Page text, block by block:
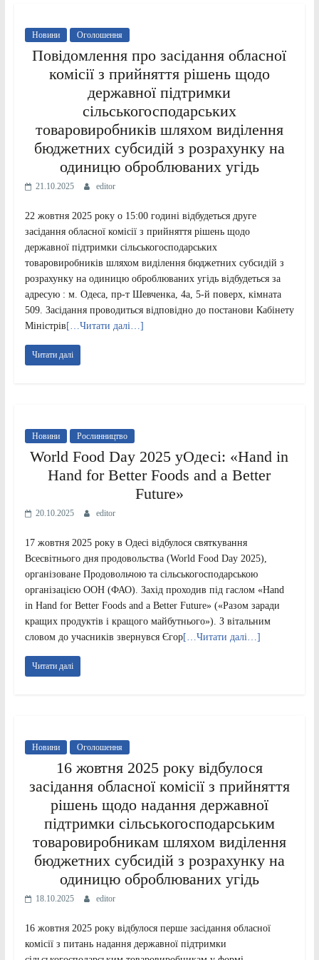
Новини Оголошення
Повідомлення про засідання обласної
комісії з прийняття рішень щодо
державної підтримки
сільськогосподарських
товаровиробників шляхом виділення
бюджетних субсидій з розрахунку на
одиницю оброблюваних угідь
21.10.2025 editor
22 жовтня 2025 року о 15:00 годині відбудеться друге
засідання обласної комісії з прийняття рішень щодо
державної підтримки сільськогосподарських
товаровиробників шляхом виділення бюджетних субсидій з
розрахунку на одиницю оброблюваних угідь відбудеться за
адресую : м. Одеса, пр-т Шевченка, 4а, 5-й поверх, кімната
509. Засідання проводиться відповідно до постанови Кабінету
Міністрів […Читати далі…]
Читати далі
Новини Рослинництво
World Food Day 2025 уОдесі: «Hand in
Hand for Better Foods and a Better
Future»
20.10.2025 editor
17 жовтня 2025 року в Одесі відбулося святкування
Всесвітнього дня продовольства (World Food Day 2025),
організоване Продовольчою та сільськогосподарською
організацією ООН (ФАО). Захід проходив під гаслом «Hand
in Hand for Better Foods and a Better Future» («Разом заради
кращих продуктів і кращого майбутнього»). З вітальним
словом до учасників звернувся Єгор[…Читати далі…]
Читати далі
Новини Оголошення
16 жовтня 2025 року відбулося
засідання обласної комісії з прийняття
рішень щодо надання державної
підтримки сільськогосподарським
товаровиробникам шляхом виділення
бюджетних субсидій з розрахунку на
одиницю оброблюваних угідь
18.10.2025 editor
16 жовтня 2025 року відбулося перше засідання обласної
комісії з питань надання державної підтримки